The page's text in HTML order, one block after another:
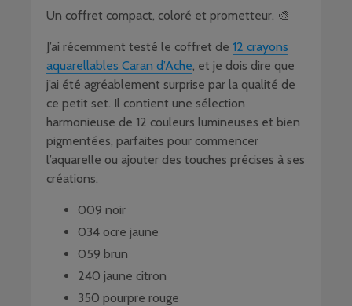
Un coffret compact, coloré et prometteur. 🎨
J’ai récemment testé le coffret de 12 crayons
aquarellables Caran d’Ache, et je dois dire que
j’ai été agréablement surprise par la qualité de
ce petit set. Il contient une sélection
harmonieuse de 12 couleurs lumineuses et bien
pigmentées, parfaites pour commencer
l’aquarelle ou ajouter des touches précises à ses
créations.
009 noir
034 ocre jaune
059 brun
240 jaune citron
350 pourpre rouge